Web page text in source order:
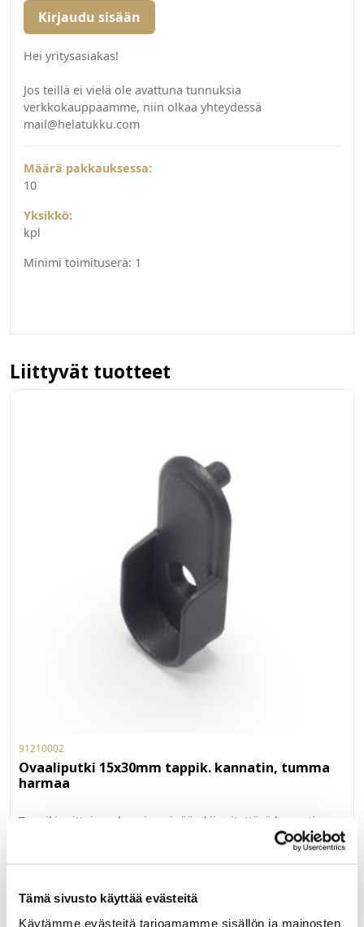
Tämä sivusto käyttää evästeitä
Käytämme evästeitä tarjoamamme sisällön ja mainosten
Kirjaudu sisään
Hei yritysasiakas!
Jos teillä ei vielä ole avattuna tunnuksia
verkkokauppaamme, niin olkaa yhteydessä
mail@helatukku.com
Määrä pakkauksessa:
10
Yksikkö:
kpl
Minimi toimituserä: 1
Liittyvät tuotteet
91210002
Ovaaliputki 15x30mm tappik. kannatin, tumma
harmaa
Tappikinnitteinen kaapin seinään kiinnitettävä kannatin